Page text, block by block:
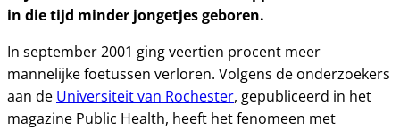
in die tijd minder jongetjes geboren.
In september 2001 ging veertien procent meer
mannelijke foetussen verloren. Volgens de onderzoekers
aan de Universiteit van Rochester, gepubliceerd in het
magazine Public Health, heeft het fenomeen met